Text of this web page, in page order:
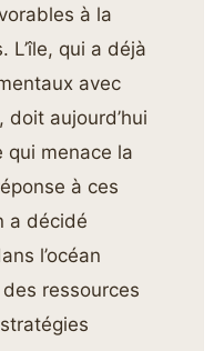
à la
L’île, qui a déjà
avec
aujourd’hui
qui menace la
à ces
a décidé
l’océan
ressources